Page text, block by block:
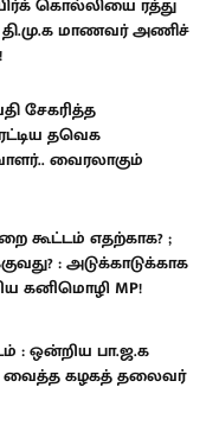
கொல்லியை ரத்து
மாணவர் அணிச்
சேகரித்த
தவெக
வைரலாகும்
கூட்டம் எதற்காக? ;
: அடுக்காடுக்காக
கனிமொழி MP!
: ஒன்றிய பா.ஜ.க
வைத்த கழகத் தலைவர்